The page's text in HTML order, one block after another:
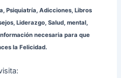
Psiquiatría, Adicciones, Libros
Liderazgo, Salud, mental,
necesaria para que
la Felicidad.